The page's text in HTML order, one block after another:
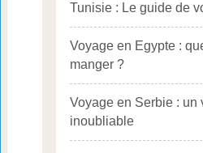
Tunisie : Le guide de
Voyage en Egypte :
manger ?
Voyage en Serbie : un
inoubliable